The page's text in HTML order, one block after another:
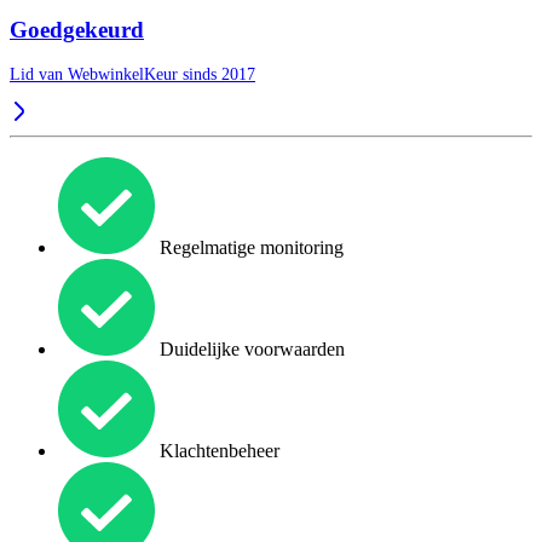
Goedgekeurd
Lid van WebwinkelKeur sinds 2017
Regelmatige monitoring
Duidelijke voorwaarden
Klachtenbeheer